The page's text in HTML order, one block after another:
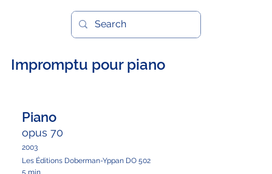
Impromptu pour piano
Piano
opus 70
2003
Les Éditions Doberman-Yppan DO 502